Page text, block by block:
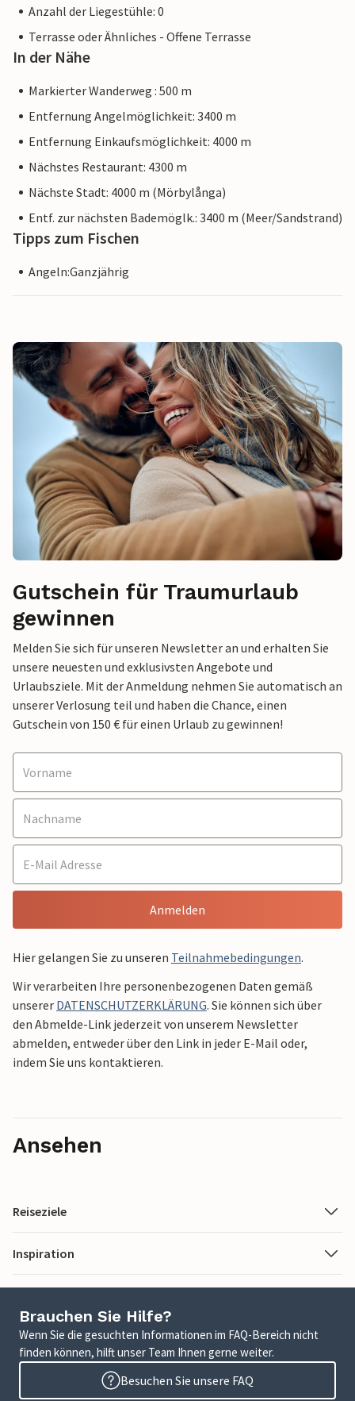
Anzahl der Liegestühle: 0
Terrasse oder Ähnliches - Offene Terrasse
In der Nähe
Markierter Wanderweg : 500 m
Entfernung Angelmöglichkeit: 3400 m
Entfernung Einkaufsmöglichkeit: 4000 m
Nächstes Restaurant: 4300 m
Nächste Stadt: 4000 m (Mörbylånga)
Entf. zur nächsten Bademöglk.: 3400 m (Meer/Sandstrand)
Tipps zum Fischen
Angeln:Ganzjährig
Gutschein für Traumurlaub
gewinnen
Melden Sie sich für unseren Newsletter an und erhalten Sie
unsere neuesten und exklusivsten Angebote und
Urlaubsziele. Mit der Anmeldung nehmen Sie automatisch an
unserer Verlosung teil und haben die Chance, einen
Gutschein von 150 € für einen Urlaub zu gewinnen!
Anmelden
Hier gelangen Sie zu unseren Teilnahmebedingungen.
Wir verarbeiten Ihre personenbezogenen Daten gemäß
unserer DATENSCHUTZERKLÄRUNG. Sie können sich über
den Abmelde-Link jederzeit von unserem Newsletter
abmelden, entweder über den Link in jeder E-Mail oder,
indem Sie uns kontaktieren.
Ansehen
Reiseziele
Inspiration
Brauchen Sie Hilfe?
Wenn Sie die gesuchten Informationen im FAQ-Bereich nicht
finden können, hilft unser Team Ihnen gerne weiter.
Besuchen Sie unsere FAQ